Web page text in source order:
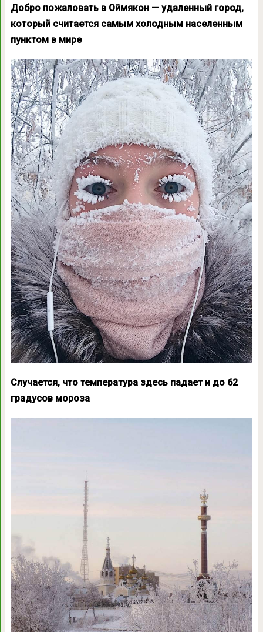
Добро пожаловать в Оймякон — удаленный город,
который считается самым холодным населенным
пунктом в мире
Случается, что температура здесь падает и до 62
градусов мороза